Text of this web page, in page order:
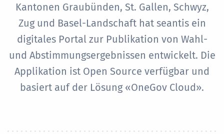
Kantonen Graubünden, St. Gallen, Schwyz,
Zug und Basel-Landschaft hat seantis ein
digitales Portal zur Publikation von Wahl-
und Abstimmungsergebnissen entwickelt. Die
Applikation ist Open Source verfügbar und
basiert auf der Lösung «OneGov Cloud».